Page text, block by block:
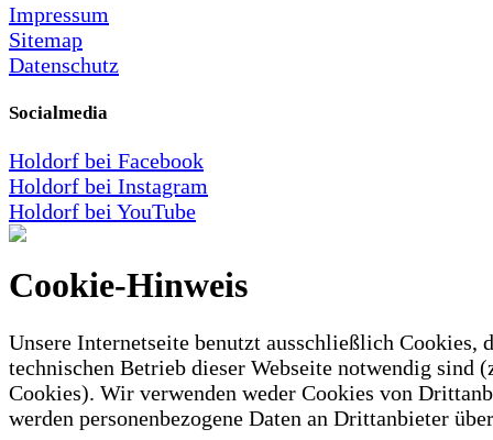
Impressum
Sitemap
Datenschutz
Socialmedia
Holdorf bei Facebook
Holdorf bei Instagram
Holdorf bei YouTube
Cookie-Hinweis
Unsere Internetseite benutzt ausschließlich Cookies,
technischen Betrieb dieser Webseite notwendig sind
Cookies). Wir verwenden weder Cookies von
werden personenbezogene Daten an Drittanbieter